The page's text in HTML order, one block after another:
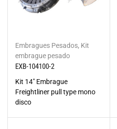
Embragues Pesados, Kit
embrague pesado
EXB-104100-2
Kit 14" Embrague
Freightliner pull type mono
disco